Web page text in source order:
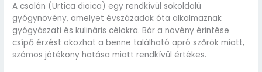
A csalán (Urtica dioica) egy rendkívül sokoldalú
gyógynövény, amelyet évszázadok óta alkalmaznak
gyógyászati és kulináris célokra. Bár a növény érintése
csípő érzést okozhat a benne található apró szőrök miatt,
számos jótékony hatása miatt rendkívül értékes.